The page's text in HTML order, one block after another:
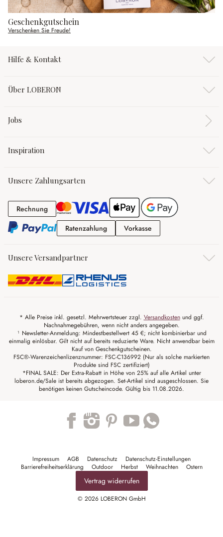
Geschenkgutschein
Verschenken Sie Freude!
Hilfe & Kontakt
Über LOBERON
Jobs
Inspiration
Unsere Zahlungsarten
RechnungRechnung
RatenzahlungRatenzahlung
Vorkasse
Unsere Versandpartner
* Alle Preise inkl. gesetzl. Mehrwertsteuer zzgl. Versandkostenund ggf.
Nachnahmegebühren, wenn nicht anders angegeben.
¹ Newsletter-Anmeldung: Mindestbestellwert 45 €; nicht kombinierbar und
einmalig einlösbar. Gilt nicht auf bereits reduzierte Ware. Nicht anwendbar beim
Kauf von Geschenkgutscheinen.
FSC®-Warenzeichenlizenznummer: FSC-C136992 (Nur als solche markierten
Produkte sind FSC zertifiziert)
*FINAL SALE: Der Extra-Rabatt in Höhe von 25% auf alle Artikel unter
loberon.de/Sale ist bereits abgezogen. Set-Artikel sind ausgeschlossen. Sie
benötigen keinen Gutscheincode. Gültig bis 11.08.2026.
Impressum AGB Datenschutz
Datenschutz-Einstellungen
Barrierefreiheitserklärung
Outdoor Herbst Weihnachten Ostern
Vertrag widerrufen
© 2026 LOBERON GmbH